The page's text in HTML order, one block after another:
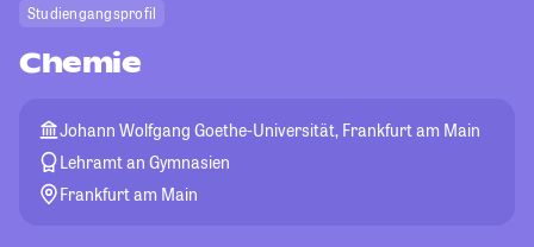
Studiengangsprofil
Chemie
Johann Wolfgang Goethe-Universität, Frankfurt am Main
Lehramt an Gymnasien
Frankfurt am Main